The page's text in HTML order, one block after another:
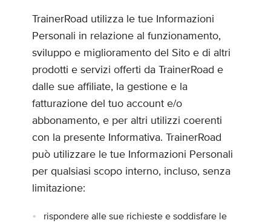
TrainerRoad utilizza le tue Informazioni
Personali in relazione al funzionamento,
sviluppo e miglioramento del Sito e di altri
prodotti e servizi offerti da TrainerRoad e
dalle sue affiliate, la gestione e la
fatturazione del tuo account e/o
abbonamento, e per altri utilizzi coerenti
con la presente Informativa. TrainerRoad
può utilizzare le tue Informazioni Personali
per qualsiasi scopo interno, incluso, senza
limitazione:
rispondere alle sue richieste e soddisfare le